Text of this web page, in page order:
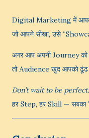
Digital Marketing में
जो आपने सीखा, उसे
अगर आप अपनी Journey
तो Audience खुद आपको ढूंढ
Don’t wait to be
हर Step, हर Skill — सबका